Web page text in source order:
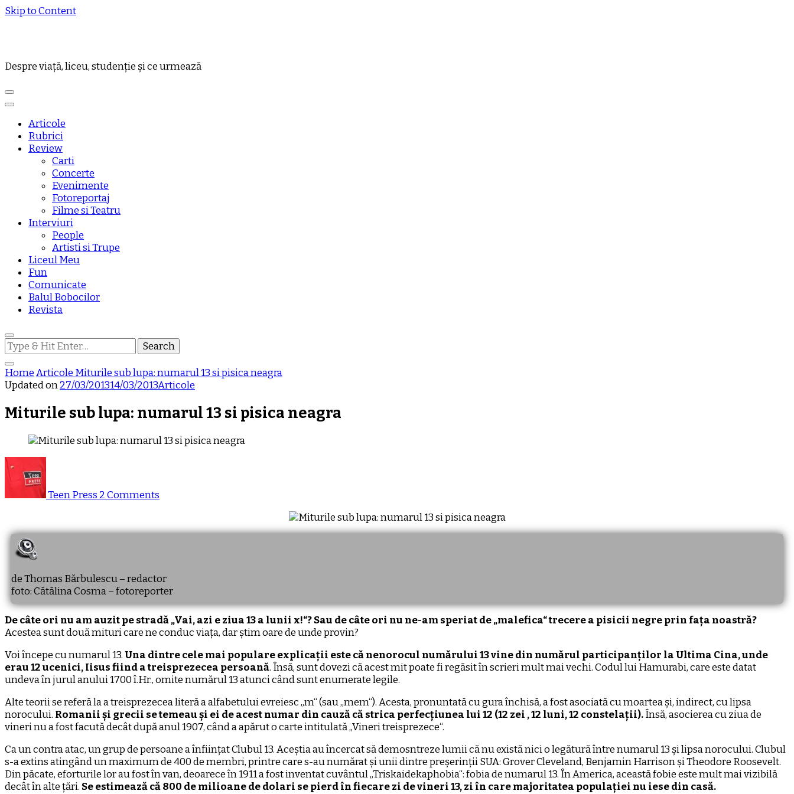
Skip to Content
Despre viață, liceu, studenție și ce urmează
Articole
Rubrici
Review
Carti
Concerte
Evenimente
Fotoreportaj
Filme si Teatru
Interviuri
People
Artisti si Trupe
Liceul Meu
Fun
Comunicate
Balul Bobocilor
Revista
Looking
for
Something?
HomeArticole Miturile sub lupa: numarul 13 si pisica neagra
Updated on27/03/201314/03/2013Articole
Miturile sub lupa: numarul 13 si pisica neagra
Teen Press 2 Commentslupa:
de Thomas Bărbulescu – redactor
foto: Cătălina Cosma – fotoreporter
De câte ori nu am auzit pe stradă „Vai, azi e ziua 13 a lunii x!“? Sau de câte ori nu ne-am speriat de „malefica“ trecere a pisicii negre prin fața noastră?
Acestea sunt două mituri care ne conduc viața, dar știm oare de unde provin?
Voi începe cu numarul 13.Una dintre cele mai populare explicații este că nenorocul numărului 13 vine din numărul participanților la Ultima Cina, unde
erau 12 ucenici, Iisus fiind a treisprezecea persoană. Însă, sunt dovezi că acest mit poate fi regăsit în scrieri mult mai vechi. Codul lui Hamurabi, care este datat
undeva în jurul anului 1700 î.Hr., omite numărul 13 atunci când sunt enumerate legile.
Alte teorii se referă la a treisprezecea literă a alfabetului evreiesc „m“ (sau „mem“). Acesta, pronuntată cu gura închisă, a fost asociată cu moartea și, indirect, cu lipsa
norocului. Romanii și grecii se temeau și ei de acest numar din cauză că strica perfecțiunea lui 12 (12 zei , 12 luni, 12 constelații).Însă, asocierea cu ziua de
vineri nu a fost facută decât după anul 1907, când a apărut o carte intitulată „Vineri treisprezece“.
Ca un contra atac, un grup de persoane a înființat Clubul 13. Aceștia au încercat să demosntreze lumii că nu există nici o legătură între numarul 13 și lipsa norocului. Clubul
s-a extins atingând un maximum de 400 de membri, printre care s-au numărat și unii dintre preșerinții SUA: Grover Cleveland, Benjamin Harrison și Theodore Roosevelt.
Din păcate, eforturile lor au fost în van, deoarece în 1911 a fost inventat cuvântul „Triskaidekaphobia“: fobia de numarul 13. În America, această fobie este mult mai vizibilă
decât în alte țări. Se estimează că 800 de milioane de dolari se pierd în fiecare zi de vineri 13, zi în care majoritatea populației nu iese din casă.